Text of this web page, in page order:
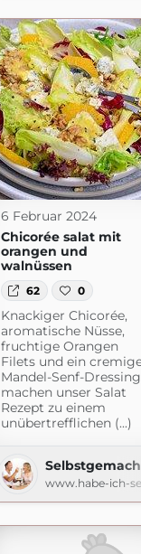
6 Februar 2024
Chicorée salat mit
orangen und
walnüssen
62 0
Knackiger Chicorée,
aromatische Nüsse,
fruchtige Orangen
Filets und ein
Mandel-Senf-Dressing
machen unser Salat
Rezept zu einem
unübertrefflichen (...)
www.habe-ich-